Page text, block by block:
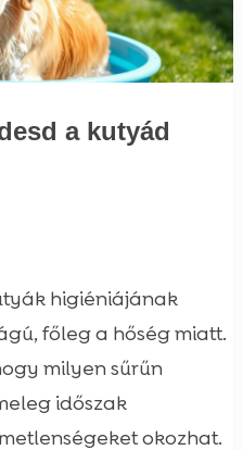
a kutyád
higiéniájának
főleg a hőség miatt.
milyen sűrűn
időszak
okozhat.